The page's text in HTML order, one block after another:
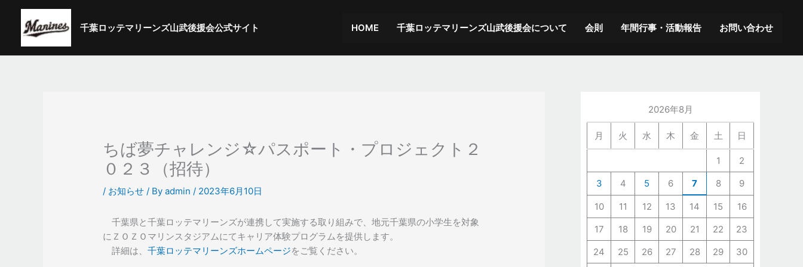
千葉ロッテマリーンズ山武後援会公式サイト HOME 千葉ロッテマリーンズ山武後援会について 会則 年間行事・活動報告 お問い合わせ
ちば夢チャレンジ☆パスポート・プロジェクト２
０２３（招待）
/ お知らせ / Byadmin/ 2023年6月10日
千葉県と千葉ロッテマリーンズが連携して実施する取り組みで、地元千葉県の小学生を対象
にＺＯＺＯマリンスタジアムにてキャリア体験プログラムを提供します。
詳細は、千葉ロッテマリーンズホームページをご覧ください。
2026年8月
月 火 水 木 金 土 日
1
2
3
4 5 6 7 8 9
10 11 12 13 14 15
16
17
18 19 20 21 22
23
24
25 26 27 28 29 30
ー